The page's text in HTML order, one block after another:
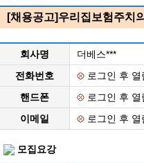
[채용공고]우리집보험주치
회사명
더베스***
전화번호
로그인 후 열
핸드폰
로그인 후 열
이메일
로그인 후 열
모집요강